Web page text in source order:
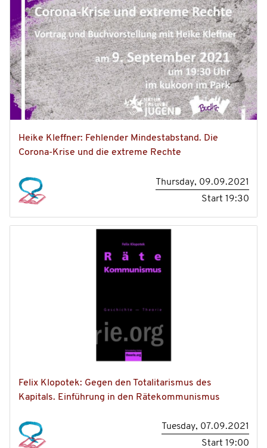
Heike Kleffner: Fehlender Mindestabstand. Die
Corona-Krise und die extreme Rechte
Thursday, 09.09.2021
Start19:30
Felix Klopotek: Gegen den Totalitarismus des
Kapitals. Einführung in den Rätekommunismus
Tuesday, 07.09.2021
Start19:00